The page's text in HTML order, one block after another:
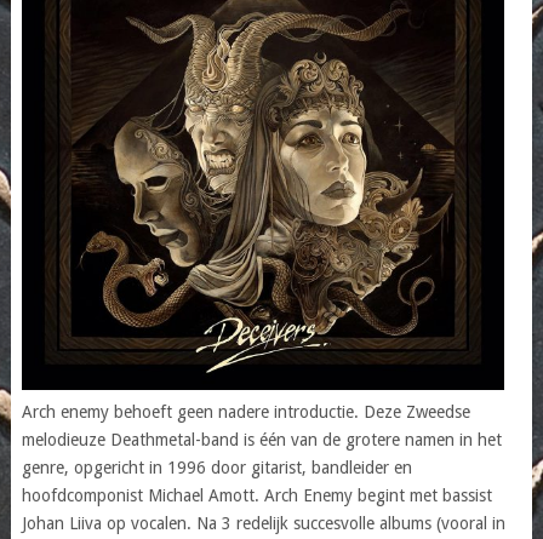
Arch enemy behoeft geen nadere introductie. Deze Zweedse
melodieuze Deathmetal-band is één van de grotere namen in het
genre, opgericht in 1996 door gitarist, bandleider en
hoofdcomponist Michael Amott. Arch Enemy begint met bassist
Johan Liiva op vocalen. Na 3 redelijk succesvolle albums (vooral in